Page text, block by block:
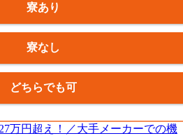
寮あり
寮なし
どちらでも可